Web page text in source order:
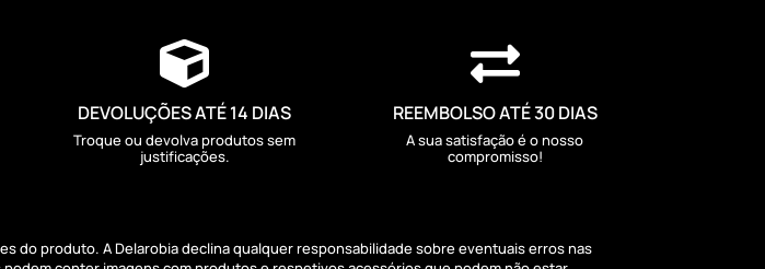

DEVOLUÇÕES ATÉ 14 DIAS
Troque ou devolva produtos sem
justificações.

REEMBOLSO ATÉ 30 DIAS
A sua satisfação é o nosso
compromisso!
do produto. A Delarobia declina qualquer responsabilidade sobre eventuais erros nas